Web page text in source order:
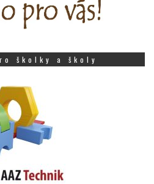
školky a školy